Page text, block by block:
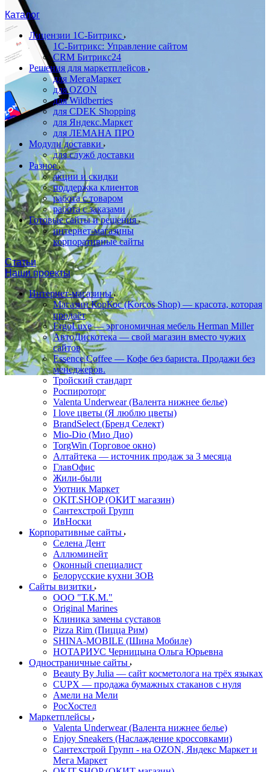
Каталог
Лицензии 1С-Битрикс
1С-Битрикс: Управление сайтом
CRM Битрикс24
Решения для маркетплейсов
для МегаМаркет
для OZON
для Wildberries
для CDEK Shopping
для Яндекс.Маркет
для ЛЕМАНА ПРО
Модули доставки
для служб доставки
Разное
акции и скидки
поддержка клиентов
работа с товаром
работа с заказами
Готовые сайты и решения
интернет-магазины
корпоративные сайты
Статьи
Наши проекты
Интернет-магазины
Магазин КорКос (Korcos Shop) — красота, которая
продаёт
ErgoLuxe — эргономичная мебель Herman Miller
АвтоДискотека — свой магазин вместо чужих
сайтов
Essence Coffee — Кофе без бариста. Продажи без
менеджеров.
Тройский стандарт
Роспироторг
Valenta Underwear (Валента нижнее белье)
I love цветы (Я люблю цветы)
BrandSelect (Бренд Селект)
Mio-Dio (Мио Дио)
TorgWin (Торговое окно)
Алтайтека — источник продаж за 3 месяца
ГлавОфис
Жили-были
Уютник Маркет
OKIT.SHOP (ОКИТ магазин)
Сантехстрой Групп
ИвНоски
Корпоративные сайты
Селена Дент
Аллюминейт
Оконный специалист
Белорусские кухни ЗОВ
Сайты визитки
ООО "Т.К.М."
Original Marines
Клиника замены суставов
Pizza Rim (Пицца Рим)
SHINA-MOBILE (Шина Мобиле)
НОТАРИУС Черницына Ольга Юрьевна
Одностраничные сайты
Beauty By Julia — сайт косметолога на трёх языках
CUPX — продажа бумажных стаканов с нуля
Амели на Мели
РосХостел
Маркетплейсы
Valenta Underwear (Валента нижнее белье)
Enjoy Sneakers (Наслаждение кроссовками)
Сантехcтрой Групп - на OZON, Яндекс Маркет и
Мега Маркет